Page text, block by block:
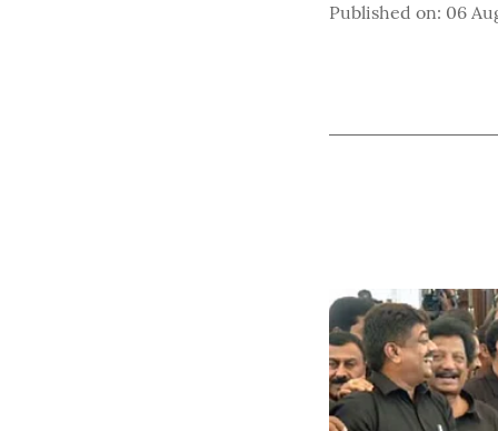
Published on: 06